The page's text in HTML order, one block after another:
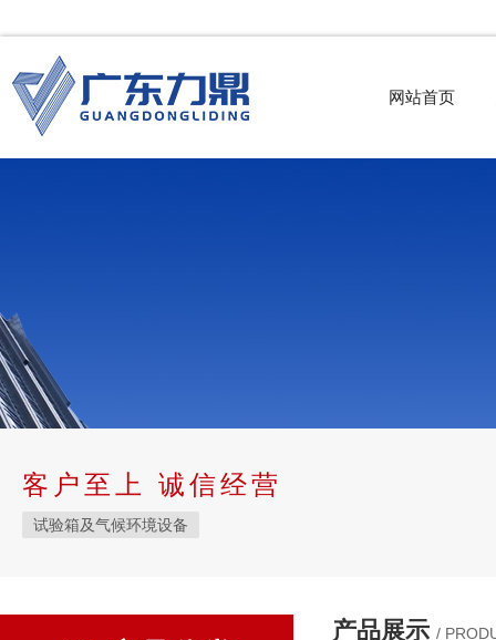
网站首页
客户至上 诚信经营
试验箱及气候环境设备
产品展示 /